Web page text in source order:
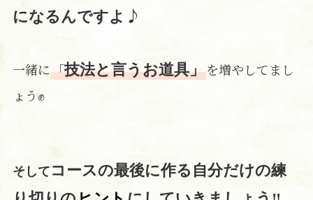
になるんですよ ♪
一緒に「技法と言うお道具」を増やしてまし
ょう✊
そして コースの最後に作る自分だけの練